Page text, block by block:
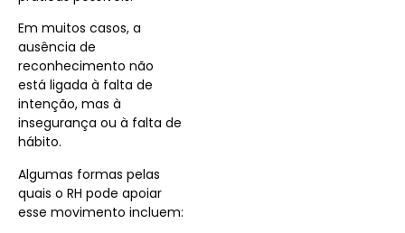
Em muitos casos, a
ausência de
reconhecimento não
está ligada à falta de
intenção, mas à
insegurança ou à falta de
hábito.
Algumas formas pelas
quais o RH pode apoiar
esse movimento incluem: